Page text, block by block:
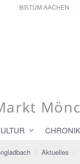
BISTUM AACHEN
CHRONIK
Aktuelles